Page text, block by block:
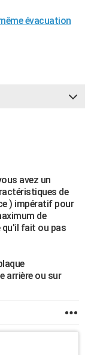
évacuation
avez un
de
) impératif pour
de
qu'il fait ou pas
arrière ou sur